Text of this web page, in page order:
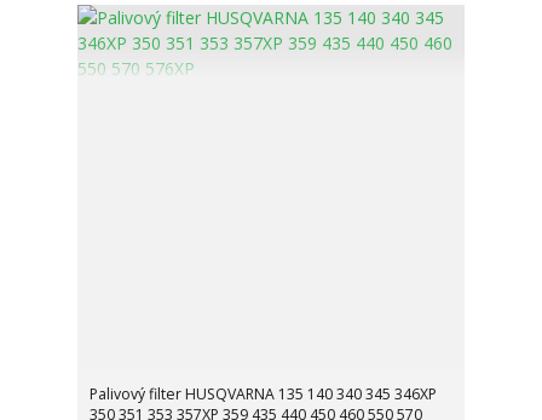
Palivový filter HUSQVARNA 135 140 340 345 346XP
350 351 353 357XP 359 435 440 450 460 550 570